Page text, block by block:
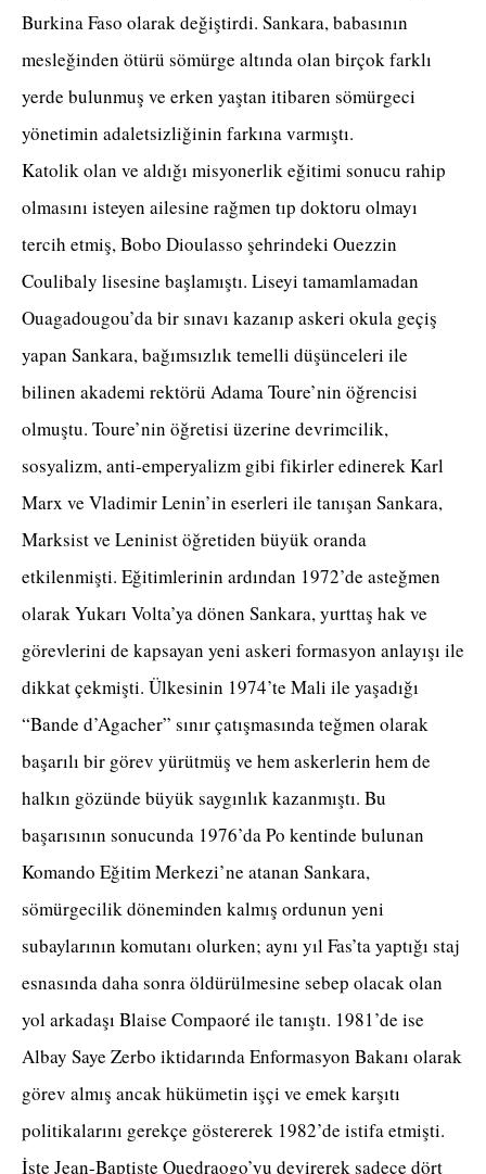
Burkina Faso olarak değiştirdi. Sankara, babasının
mesleğinden ötürü sömürge altında olan birçok farklı
yerde bulunmuş ve erken yaştan itibaren sömürgeci
yönetimin adaletsizliğinin farkına varmıştı.
Katolik olan ve aldığı misyonerlik eğitimi sonucu rahip
olmasını isteyen ailesine rağmen tıp doktoru olmayı
tercih etmiş, Bobo Dioulasso şehrindeki Ouezzin
Coulibaly lisesine başlamıştı. Liseyi tamamlamadan
Ouagadougou’da bir sınavı kazanıp askeri okula geçiş
yapan Sankara, bağımsızlık temelli düşünceleri ile
bilinen akademi rektörü Adama Toure’nin öğrencisi
olmuştu. Toure’nin öğretisi üzerine devrimcilik,
sosyalizm, anti-emperyalizm gibi fikirler edinerek Karl
Marx ve Vladimir Lenin’in eserleri ile tanışan Sankara,
Marksist ve Leninist öğretiden büyük oranda
etkilenmişti. Eğitimlerinin ardından 1972’de asteğmen
olarak Yukarı Volta’ya dönen Sankara, yurttaş hak ve
görevlerini de kapsayan yeni askeri formasyon anlayışı ile
dikkat çekmişti. Ülkesinin 1974’te Mali ile yaşadığı
“Bande d’Agacher” sınır çatışmasında teğmen olarak
başarılı bir görev yürütmüş ve hem askerlerin hem de
halkın gözünde büyük saygınlık kazanmıştı. Bu
başarısının sonucunda 1976’da Po kentinde bulunan
Komando Eğitim Merkezi’ne atanan Sankara,
sömürgecilik döneminden kalmış ordunun yeni
subaylarının komutanı olurken; aynı yıl Fas’ta yaptığı staj
esnasında daha sonra öldürülmesine sebep olacak olan
yol arkadaşı Blaise Compaoré ile tanıştı. 1981’de ise
Albay Saye Zerbo iktidarında Enformasyon Bakanı olarak
görev almış ancak hükümetin işçi ve emek karşıtı
politikalarını gerekçe göstererek 1982’de istifa etmişti.
İşte Jean-Baptiste Ouedraogo’yu devirerek sadece dört